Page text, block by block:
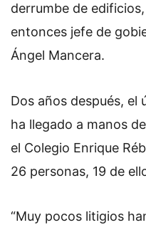
derrumbe de
entonces jefe de
Ángel Mancera.
Dos años después, el
ha llegado a manos
el Colegio Enrique
26 personas, 19 de
“Muy pocos litigios